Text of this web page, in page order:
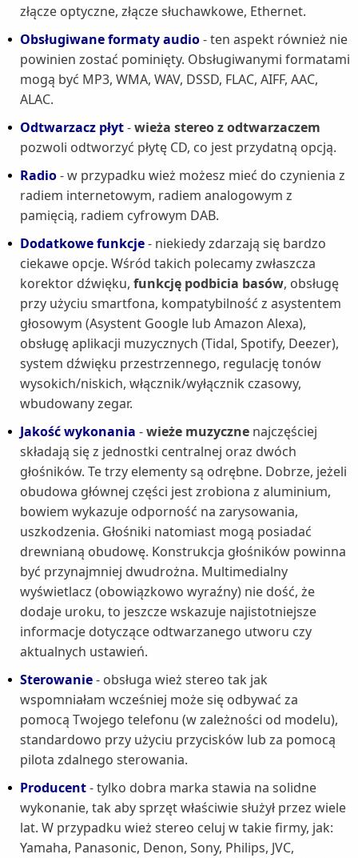
złącze optyczne, złącze słuchawkowe, Ethernet.
Obsługiwane formaty audio- ten aspekt również nie
powinien zostać pominięty. Obsługiwanymi formatami
mogą być MP3, WMA, WAV, DSSD, FLAC, AIFF, AAC,
ALAC.
Odtwarzacz płyt-wieża stereo z odtwarzaczem
pozwoli odtworzyć płytę CD, co jest przydatną opcją.
Radio- w przypadku wież możesz mieć do czynienia z
radiem internetowym, radiem analogowym z
pamięcią, radiem cyfrowym DAB.
Dodatkowe funkcje- niekiedy zdarzają się bardzo
ciekawe opcje. Wśród takich polecamy zwłaszcza
korektor dźwięku, funkcję podbicia basów, obsługę
przy użyciu smartfona, kompatybilność z asystentem
głosowym (Asystent Google lub Amazon Alexa),
obsługę aplikacji muzycznych (Tidal, Spotify, Deezer),
system dźwięku przestrzennego, regulację tonów
wysokich/niskich, włącznik/wyłącznik czasowy,
wbudowany zegar.
Jakość wykonania -wieże muzyczne najczęściej
składają się z jednostki centralnej oraz dwóch
głośników. Te trzy elementy są odrębne. Dobrze, jeżeli
obudowa głównej części jest zrobiona z aluminium,
bowiem wykazuje odporność na zarysowania,
uszkodzenia. Głośniki natomiast mogą posiadać
drewnianą obudowę. Konstrukcja głośników powinna
być przynajmniej dwudrożna. Multimedialny
wyświetlacz (obowiązkowo wyraźny) nie dość, że
dodaje uroku, to jeszcze wskazuje najistotniejsze
informacje dotyczące odtwarzanego utworu czy
aktualnych ustawień.
Sterowanie- obsługa wież stereo tak jak
wspomniałam wcześniej może się odbywać za
pomocą Twojego telefonu (w zależności od modelu),
standardowo przy użyciu przycisków lub za pomocą
pilota zdalnego sterowania.
Producent- tylko dobra marka stawia na solidne
wykonanie, tak aby sprzęt właściwie służył przez wiele
lat. W przypadku wież stereo celuj w takie firmy, jak:
Yamaha, Panasonic, Denon, Sony, Philips, JVC,